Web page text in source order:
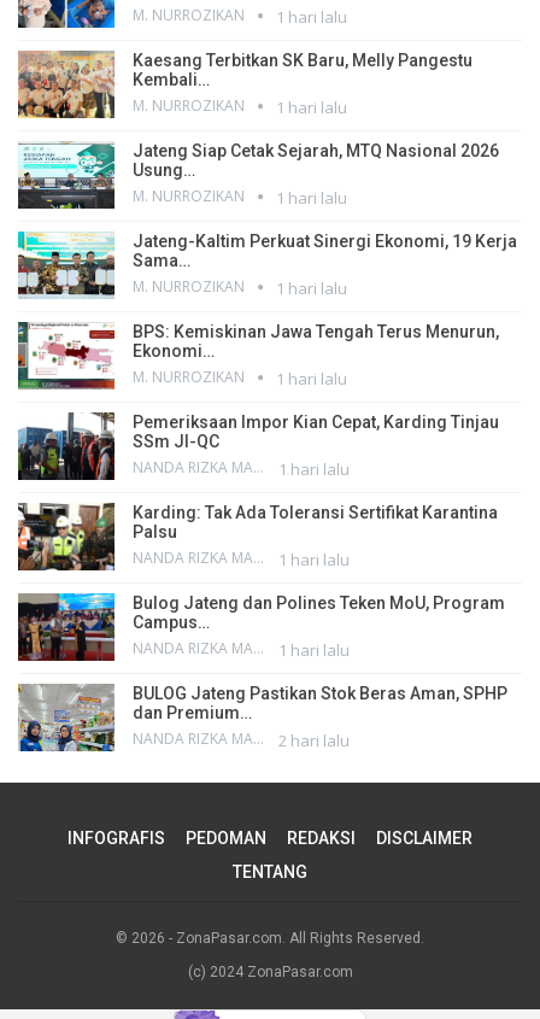
M. NURROZIKAN 1 hari lalu
Kaesang Terbitkan SK Baru, Melly Pangestu
Kembali…
M. NURROZIKAN 1 hari lalu
Jateng Siap Cetak Sejarah, MTQ Nasional 2026
Usung…
M. NURROZIKAN 1 hari lalu
Jateng-Kaltim Perkuat Sinergi Ekonomi, 19 Kerja
Sama…
M. NURROZIKAN 1 hari lalu
BPS: Kemiskinan Jawa Tengah Terus Menurun,
Ekonomi…
M. NURROZIKAN 1 hari lalu
Pemeriksaan Impor Kian Cepat, Karding Tinjau
SSm JI-QC
NANDA RIZKA MAHENDRA 1 hari lalu
Karding: Tak Ada Toleransi Sertifikat Karantina
Palsu
NANDA RIZKA MAHENDRA 1 hari lalu
Bulog Jateng dan Polines Teken MoU, Program
Campus…
NANDA RIZKA MAHENDRA 1 hari lalu
BULOG Jateng Pastikan Stok Beras Aman, SPHP
dan Premium…
NANDA RIZKA MAHENDRA 2 hari lalu
INFOGRAFIS PEDOMAN REDAKSI
DISCLAIMER
TENTANG
© 2026 - ZonaPasar.com. All Rights Reserved.
(c) 2024 ZonaPasar.com